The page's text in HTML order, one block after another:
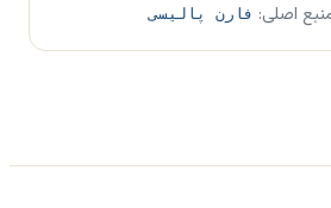
اصلی: فارن پالیسی